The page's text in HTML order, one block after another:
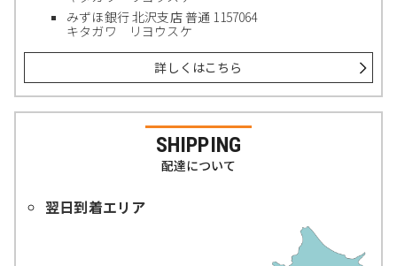
みずほ銀行 北沢支店 普通 1157064
キタガワ リヨウスケ
詳しくはこちら
SHIPPING
配達について
翌日到着エリア